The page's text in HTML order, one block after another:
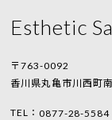
Esthetic
〒763-0092
香川県丸亀市川西町
TEL：0877-28-5584